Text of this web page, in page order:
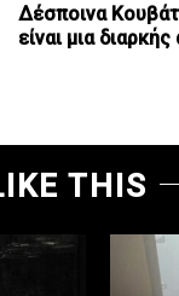
Δέσποινα
είναι μια
THIS